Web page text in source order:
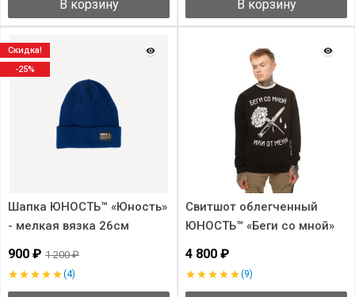
В корзину В корзину
Шапка ЮНОСТЬ™ «Юность»
- мелкая вязка 26см
900 ₽ 1 200 ₽
(4)
Скидка!
-25%
Свитшот облегченный
ЮНОСТЬ™ «Беги со мной»
4 800 ₽
(9)